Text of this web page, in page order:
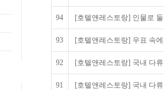
94 [호텔앤레스토랑] 인물로
93 [호텔앤레스토랑] 우표 속
92 [호텔앤레스토랑] 국내 다
91 [호텔앤레스토랑] 국내 다